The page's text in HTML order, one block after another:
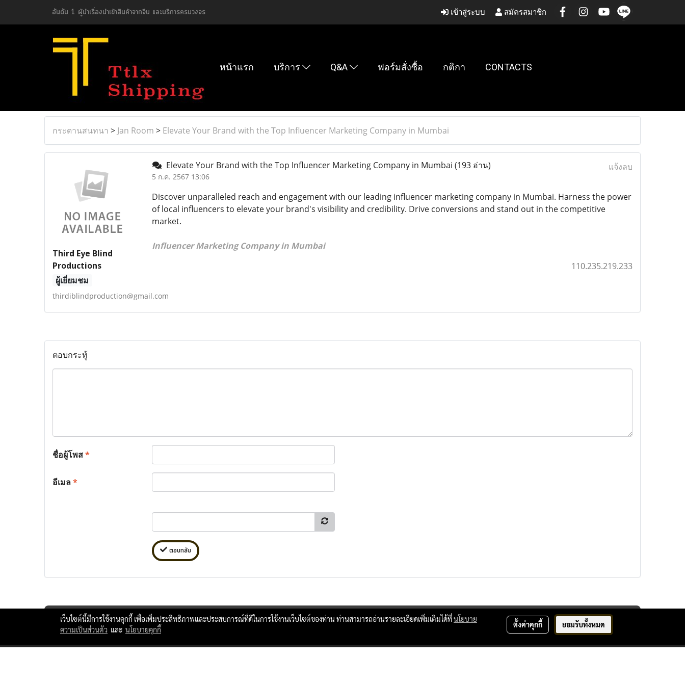
อันดับ 1 ผู้นำเรื่องนำเข้าสินค้าจากจีน และบริการครบวงจร เข้าสู่ระบบ สมัครสมาชิก
หน้าแรก บริการ Q&A ฟอร์มสั่งซื้อ กติกา CONTACTS
กระดานสนทนา > Jan Room > Elevate Your Brand with the Top Influencer Marketing Company in Mumbai
Third Eye Blind
Productions
ผู้เยี่ยมชม
thirdiblindproduction@gmail.com
Elevate Your Brand with the Top Influencer Marketing Company in Mumbai (193 อ่าน)
5 ก.ค. 2567 13:06
แจ้งลบ
Discover unparalleled reach and engagement with our leading influencer marketing company in Mumbai. Harness the power
of local influencers to elevate your brand's visibility and credibility. Drive conversions and stand out in the competitive
market.
Influencer Marketing Company in Mumbai
110.235.219.233
ตอบกระทู้
ชื่อผู้โพส*
อีเมล*
ตอบกลับ
เว็บไซต์นี้มีการใช้งานคุกกี้ เพื่อเพิ่มประสิทธิภาพและประสบการณ์ที่ดีในการใช้งานเว็บไซต์ของท่าน ท่านสามารถอ่านรายละเอียดเพิ่มเติมได้ที่นโยบาย
ความเป็นส่วนตัว และ นโยบายคุกกี้
ตั้งค่าคุกกี้ ยอมรับทั้งหมด